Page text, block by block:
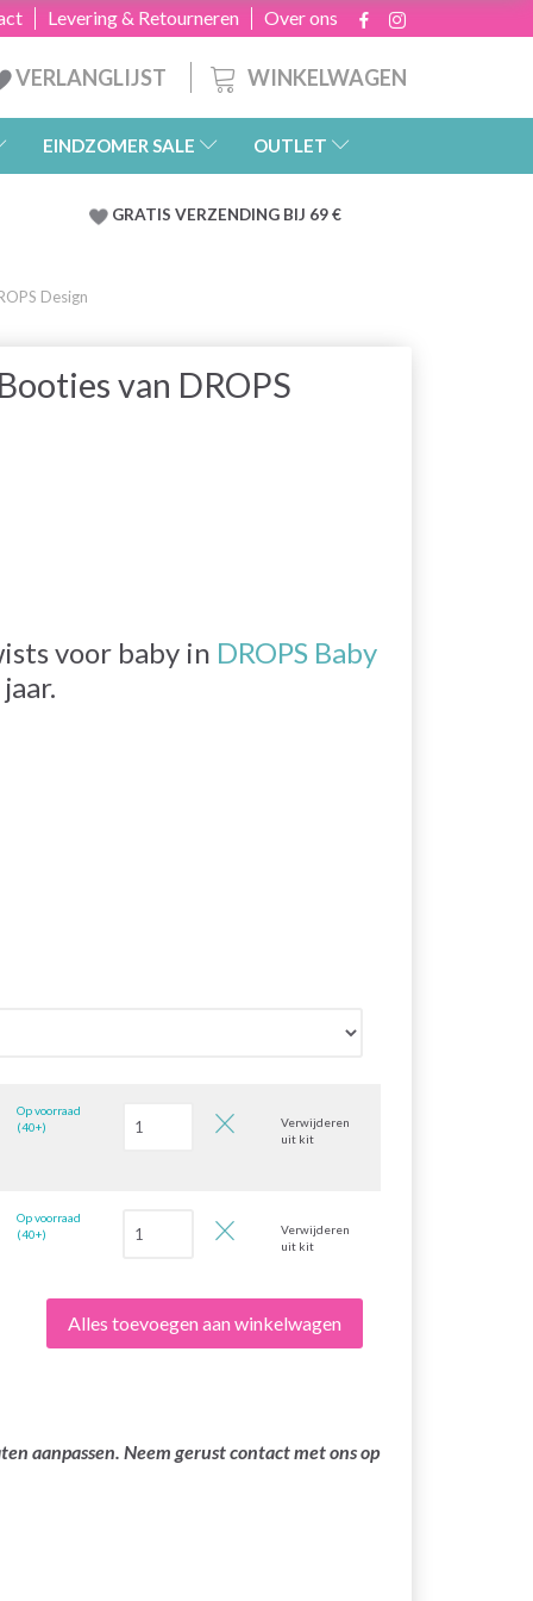
Over ons
Levering & Retourneren
WINKELWAGEN
VERLANGLIJST
EINDZOMER SALE OUTLET
GRATIS VERZENDING BIJ 69 €
Design
van DROPS
voor baby in DROPS Baby
Op voorraad
(40+)
Verwijderen
uit kit
Op voorraad
(40+)
Verwijderen
uit kit
Alles toevoegen aan winkelwagen
aanpassen. Neem gerust contact met ons op